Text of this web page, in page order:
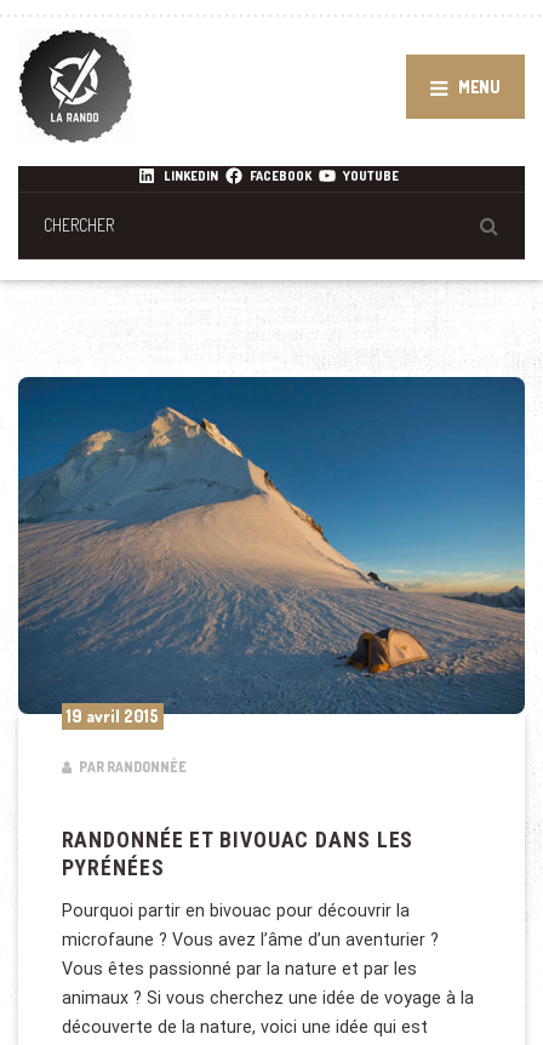
MENU
LINKEDIN FACEBOOK YOUTUBE
19 avril 2015
PAR RANDONNÉE
RANDONNÉE ET BIVOUAC DANS LES
PYRÉNÉES
Pourquoi partir en bivouac pour découvrir la
microfaune ? Vous avez l’âme d’un aventurier ?
Vous êtes passionné par la nature et par les
animaux ? Si vous cherchez une idée de voyage à la
découverte de la nature, voici une idée qui est